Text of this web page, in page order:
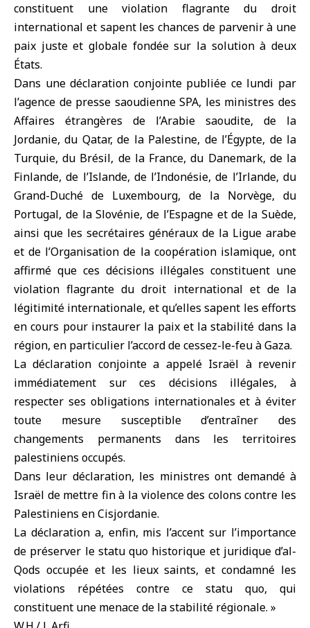
constituent une violation flagrante du droit
international et sapent les chances de parvenir à une
paix juste et globale fondée sur la solution à deux
États.
Dans une déclaration conjointe publiée ce lundi par
l’agence de presse saoudienne SPA, les ministres des
Affaires étrangères de l’Arabie saoudite, de la
Jordanie, du Qatar, de la Palestine, de l’Égypte, de la
Turquie, du Brésil, de la France, du Danemark, de la
Finlande, de l’Islande, de l’Indonésie, de l’Irlande, du
Grand-Duché de Luxembourg, de la Norvège, du
Portugal, de la Slovénie, de l’Espagne et de la Suède,
ainsi que les secrétaires généraux de la Ligue arabe
et de l’Organisation de la coopération islamique, ont
affirmé que ces décisions illégales constituent une
violation flagrante du droit international et de la
légitimité internationale, et qu’elles sapent les efforts
en cours pour instaurer la paix et la stabilité dans la
région, en particulier l’accord de cessez-le-feu à Gaza.
La déclaration conjointe a appelé Israël à revenir
immédiatement sur ces décisions illégales, à
respecter ses obligations internationales et à éviter
toute mesure susceptible d’entraîner des
changements permanents dans les territoires
palestiniens occupés.
Dans leur déclaration, les ministres ont demandé à
Israël de mettre fin à la violence des colons contre les
Palestiniens en Cisjordanie.
La déclaration a, enfin, mis l’accent sur l’importance
de préserver le statu quo historique et juridique d’al-
Qods occupée et les lieux saints, et condamné les
violations répétées contre ce statu quo, qui
constituent une menace de la stabilité régionale. »